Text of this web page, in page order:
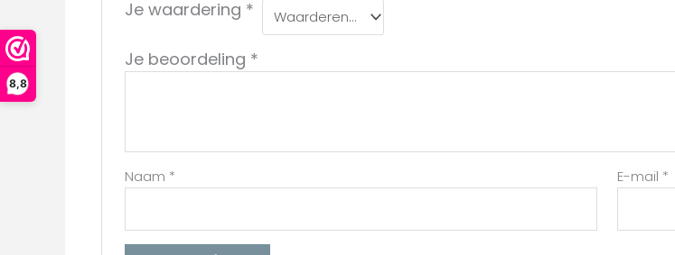
8,8
Je waardering *
Je beoordeling *
Naam * E-mail *